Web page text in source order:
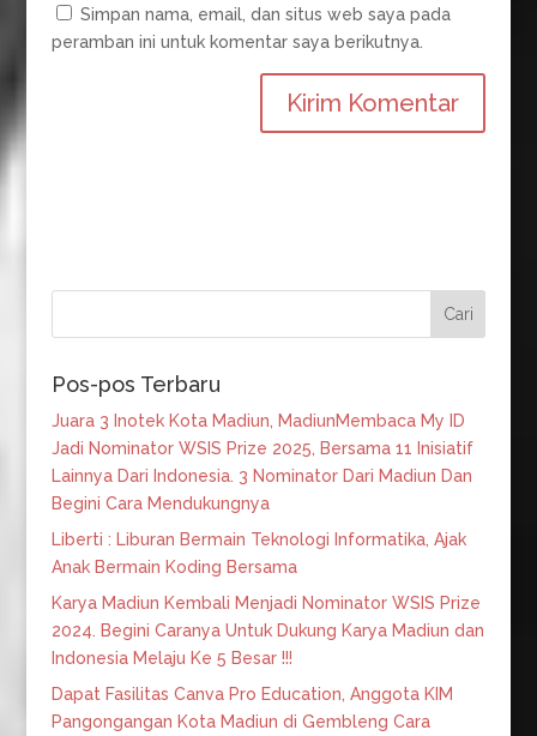
Simpan nama, email, dan situs web saya pada
peramban ini untuk komentar saya berikutnya.
Pos-pos Terbaru
Juara 3 Inotek Kota Madiun, MadiunMembaca My ID
Jadi Nominator WSIS Prize 2025, Bersama 11 Inisiatif
Lainnya Dari Indonesia. 3 Nominator Dari Madiun Dan
Begini Cara Mendukungnya
Liberti : Liburan Bermain Teknologi Informatika, Ajak
Anak Bermain Koding Bersama
Karya Madiun Kembali Menjadi Nominator WSIS Prize
2024. Begini Caranya Untuk Dukung Karya Madiun dan
Indonesia Melaju Ke 5 Besar !!!
Dapat Fasilitas Canva Pro Education, Anggota KIM
Pangongangan Kota Madiun di Gembleng Cara